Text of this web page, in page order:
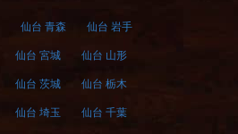
仙台 青森 仙台 岩手
仙台 宮城 仙台 山形
仙台 茨城 仙台 栃木
仙台 埼玉 仙台 千葉